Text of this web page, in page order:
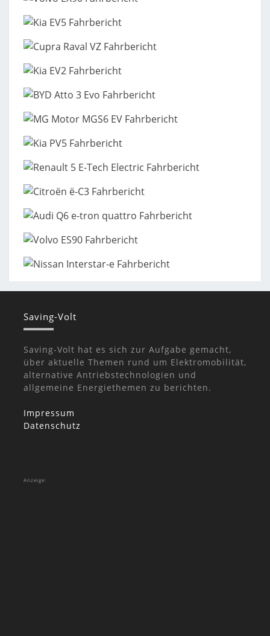
Saving-Volt
Saving-Volt hat es sich zur Aufgabe gemacht,
über aktuelle Themen rund um Elektromobilität,
alternative Antriebstechnologien und
allgemeine Energiethemen zu berichten.
Impressum
Datenschutz
Anzeige: